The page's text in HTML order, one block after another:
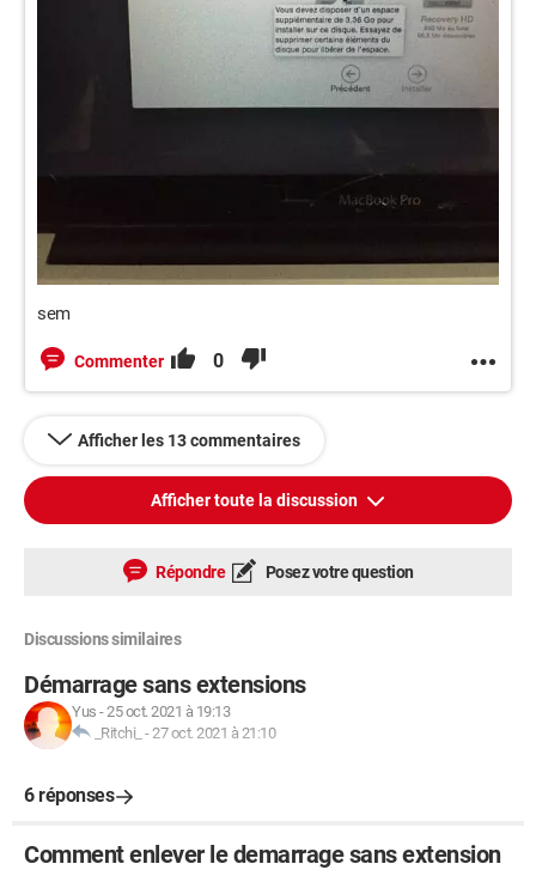
sem
Commenter 0
Afficher les 13 commentaires
Afficher toute la discussion
Répondre Posez votre question
Discussions similaires
Démarrage sans extensions
Yus -25 oct. 2021 à 19:13
_Ritchi_ -27 oct. 2021 à 21:10
6 réponses
Comment enlever le demarrage sans extension